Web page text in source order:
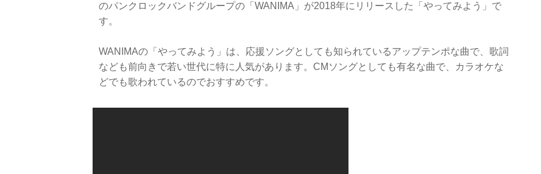
のパンクロックバンドグループの「WANIMA」が2018年にリリースした「やってみよう」で
す。
WANIMAの「やってみよう」は、応援ソングとしても知られているアップテンポな曲で、歌詞
なども前向きで若い世代に特に人気があります。CMソングとしても有名な曲で、カラオケな
どでも歌われているのでおすすめです。